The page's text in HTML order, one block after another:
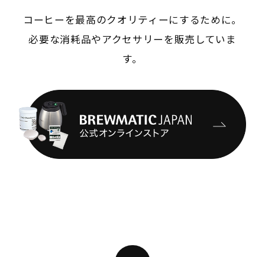
コーヒーを最高のクオリティーにするために。
必要な消耗品やアクセサリーを販売していま
す。